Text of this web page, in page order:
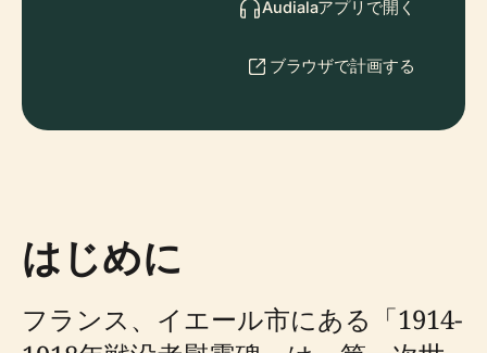
Audialaアプリで開く
ブラウザで計画する
はじめに
フランス、イエール市にある「1914-